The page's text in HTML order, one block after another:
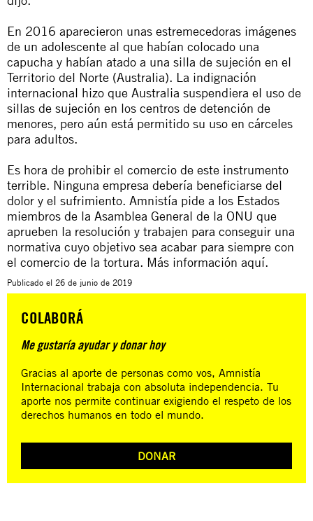
En 2016 aparecieron unas estremecedoras imágenes
de un adolescente al que habían colocado una
capucha y habían atado a una silla de sujeción en el
Territorio del Norte (Australia). La indignación
internacional hizo que Australia suspendiera el uso de
sillas de sujeción en los centros de detención de
menores, pero aún está permitido su uso en cárceles
para adultos.
Es hora de prohibir el comercio de este instrumento
terrible. Ninguna empresa debería beneficiarse del
dolor y el sufrimiento. Amnistía pide a los Estados
miembros de la Asamblea General de la ONU que
aprueben la resolución y trabajen para conseguir una
normativa cuyo objetivo sea acabar para siempre con
el comercio de la tortura. Más información aquí.
Publicado el 26 de junio de 2019
COLABORÁ
Me gustaría ayudar y donar hoy
Gracias al aporte de personas como vos, Amnistía
Internacional trabaja con absoluta independencia. Tu
aporte nos permite continuar exigiendo el respeto de los
derechos humanos en todo el mundo.
DONAR